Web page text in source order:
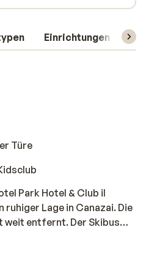
Einrichtungen
Türe
Park Hotel & Club il
Lage in Canazai. Die
weit entfernt. Der Skibus
und bringt Sie am Morgen
Tag im Schnee können